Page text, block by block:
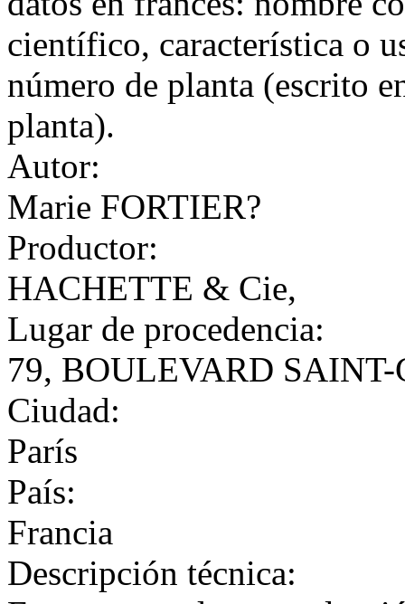
científico, característica o
número de planta (escrito
planta).
Autor:
Marie FORTIER?
Productor:
HACHETTE & Cie,
Lugar de procedencia:
79, BOULEVARD
Ciudad:
París
País:
Francia
Descripción técnica: